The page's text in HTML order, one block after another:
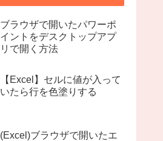
ブラウザで開いたパワーポ
イントをデスクトップアプ
リで開く方法
【Excel】セルに値が入って
いたら行を色塗りする
(Excel)ブラウザで開いたエ